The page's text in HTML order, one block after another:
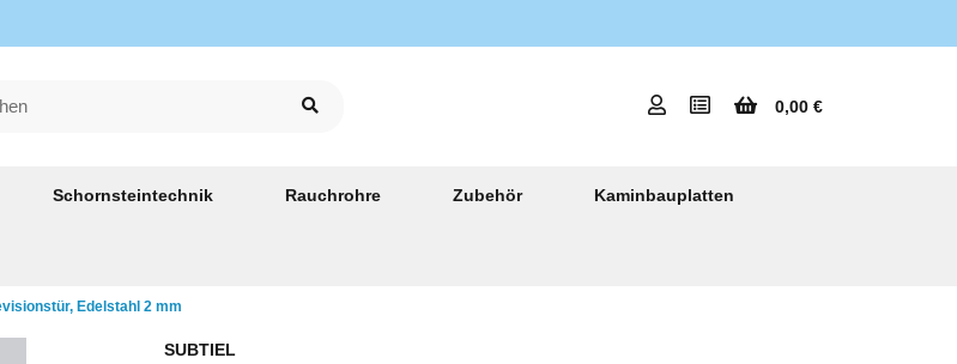
0,00 €
Schornsteintechnik Rauchrohre Zubehör Kaminbauplatten
Edelstahl 2 mm
SUBTIEL